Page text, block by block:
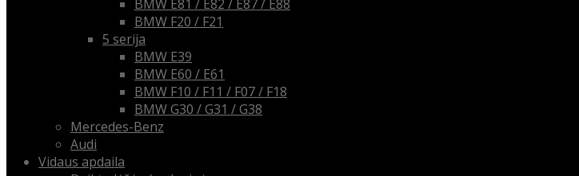
BMW E81 / E82 / E87 / E88
BMW F20 / F21
5 serija
BMW E39
BMW E60 / E61
BMW F10 / F11 / F07 / F18
BMW G30 / G31 / G38
Mercedes-Benz
Audi
Vidaus apdaila